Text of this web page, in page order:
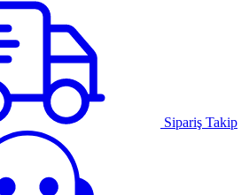
Sipariş Takip